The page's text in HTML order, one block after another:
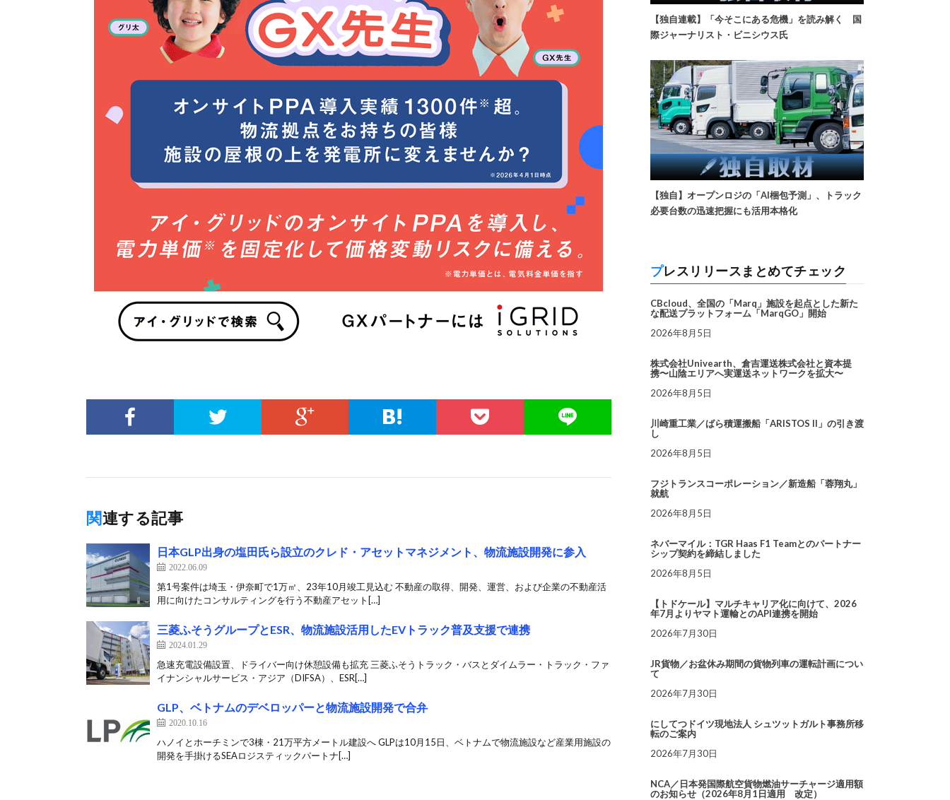
関連する記事
日本GLP出身の塩田氏ら設立のクレド・アセットマネジメント、物流施設開発に参入
2022.06.09
第1号案件は埼玉・伊奈町で1万㎡、23年10月竣工見込む 不動産の取得、開発、運営、および企業の不動産活
用に向けたコンサルティングを行う不動産アセット[…]
三菱ふそうグループとESR、物流施設活用したEVトラック普及支援で連携
2024.01.29
急速充電設備設置、ドライバー向け休憩設備も拡充 三菱ふそうトラック・バスとダイムラー・トラック・ファ
イナンシャルサービス・アジア（DIFSA）、ESR[…]
GLP、ベトナムのデベロッパーと物流施設開発で合弁
2020.10.16
ハノイとホーチミンで3棟・21万平方メートル建設へ GLPは10月15日、ベトナムで物流施設など産業用施設の
開発を手掛けるSEAロジスティックパートナ[…]
【独自連載】「今そこにある危機」を読み解く 国
際ジャーナリスト・ビニシウス氏
【独自】オープンロジの「AI梱包予測」、トラック
必要台数の迅速把握にも活用本格化
プレスリリースまとめてチェック
CBcloud、全国の「Marq」施設を起点とした新た
な配送プラットフォーム「MarqGO」開始
2026年8月5日
株式会社Univearth、倉吉運送株式会社と資本提
携〜山陰エリアへ実運送ネットワークを拡大〜
2026年8月5日
川崎重工業／ばら積運搬船「ARISTOS II」の引き渡
し
2026年8月5日
フジトランスコーポレーション／新造船「蓉翔丸」
就航
2026年8月5日
ネバーマイル：TGR Haas F1 Teamとのパートナー
シップ契約を締結しました
2026年8月5日
【トドケール】マルチキャリア化に向けて、2026
年7月よりヤマト運輸とのAPI連携を開始
2026年7月30日
JR貨物／お盆休み期間の貨物列車の運転計画につい
て
2026年7月30日
にしてつドイツ現地法人 シュツットガルト事務所移
転のご案内
2026年7月30日
NCA／日本発国際航空貨物燃油サーチャージ適用額
のお知らせ（2026年8月1日適用 改定）